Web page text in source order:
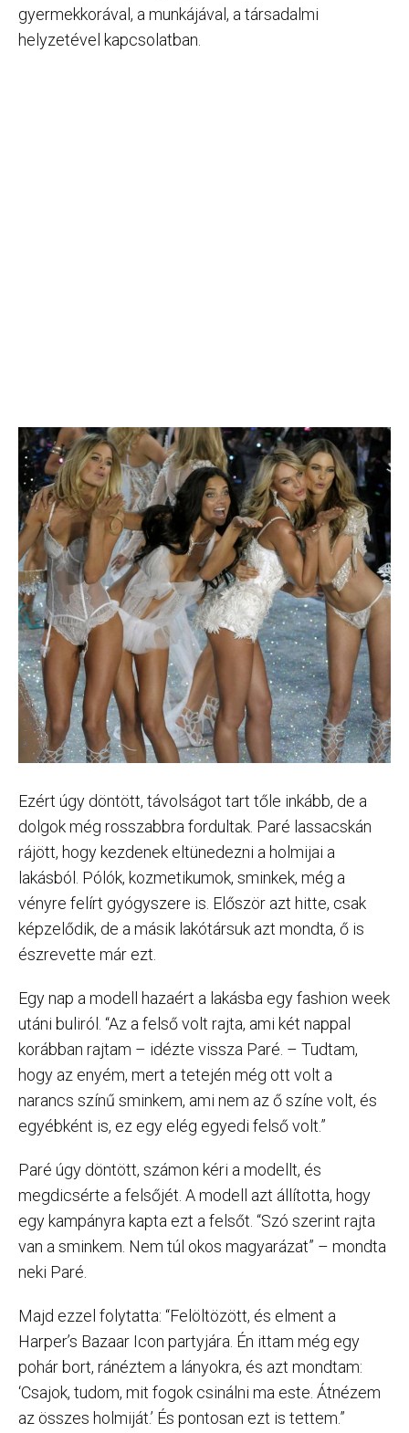
gyermekkorával, a munkájával, a társadalmi
helyzetével kapcsolatban.
Ezért úgy döntött, távolságot tart tőle inkább, de a
dolgok még rosszabbra fordultak. Paré lassacskán
rájött, hogy kezdenek eltünedezni a holmijai a
lakásból. Pólók, kozmetikumok, sminkek, még a
vényre felírt gyógyszere is. Először azt hitte, csak
képzelődik, de a másik lakótársuk azt mondta, ő is
észrevette már ezt.
Egy nap a modell hazaért a lakásba egy fashion week
utáni buliról. “Az a felső volt rajta, ami két nappal
korábban rajtam – idézte vissza Paré. – Tudtam,
hogy az enyém, mert a tetején még ott volt a
narancs színű sminkem, ami nem az ő színe volt, és
egyébként is, ez egy elég egyedi felső volt.”
Paré úgy döntött, számon kéri a modellt, és
megdicsérte a felsőjét. A modell azt állította, hogy
egy kampányra kapta ezt a felsőt. “Szó szerint rajta
van a sminkem. Nem túl okos magyarázat” – mondta
neki Paré.
Majd ezzel folytatta: “Felöltözött, és elment a
Harper’s Bazaar Icon partyjára. Én ittam még egy
pohár bort, ránéztem a lányokra, és azt mondtam:
‘Csajok, tudom, mit fogok csinálni ma este. Átnézem
az összes holmiját.’ És pontosan ezt is tettem.”